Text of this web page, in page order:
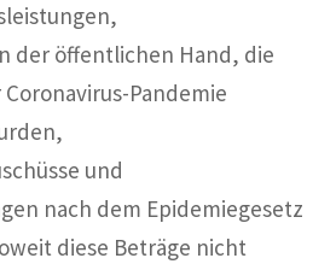
der öffentlichen Hand, die
Pandemie
und
nach dem Epidemiegesetz
diese Beträge nicht